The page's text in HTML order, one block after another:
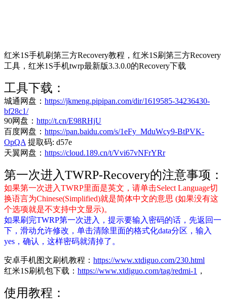
红米1S手机刷第三方Recovery教程，红米1S刷第三方Recovery
工具，红米1S手机twrp最新版3.3.0.0的Recovery下载
工具下载：
城通网盘： https://jkmeng.pipipan.com/dir/1619585-34236430-
bf28c1/
90网盘： http://t.cn/E98RHjU
百度网盘： https://pan.baidu.com/s/1eFy_MduWcy9-BtPVK-
OpQA 提取码: d57e
天翼网盘： https://cloud.189.cn/t/Vvi67vNFrYRr
第一次进入TWRP-Recovery的注意事项：
如果第一次进入TWRP里面是英文，请单击Select Language切
换语言为Chinese(Simplified)就是简体中文的意思 (如果没有这
个选项就是不支持中文显示)。
如果刷完TWRP第一次进入，提示要输入密码的话，先返回一
下，滑动允许修改，单击清除里面的格式化data分区，输入
yes，确认，这样密码就清掉了。
安卓手机图文刷机教程： https://www.xtdiguo.com/230.html
红米1S刷机包下载： https://www.xtdiguo.com/tag/redmi-1 ，
使用教程：